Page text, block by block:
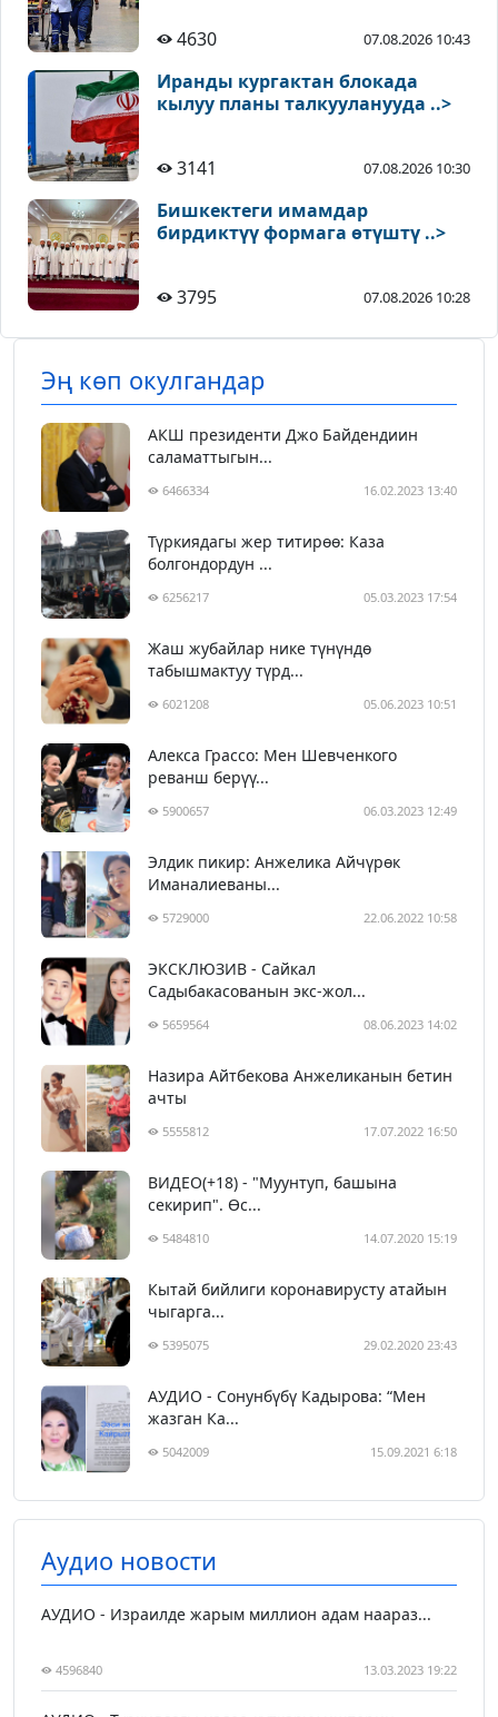
4630 07.08.2026 10:43
Иранды кургактан блокада
кылуу планы талкууланууда ..>
3141 07.08.2026 10:30
Бишкектеги имамдар
бирдиктүү формага өтүштү ..>
3795 07.08.2026 10:28
Эң көп окулгандар
АКШ президенти Джо Байдендиин
саламаттыгын...
6466334 16.02.2023 13:40
Түркиядагы жер титирөө: Каза
болгондордун ...
6256217 05.03.2023 17:54
Жаш жубайлар нике түнүндө
табышмактуу түрд...
6021208 05.06.2023 10:51
Алекса Грассо: Мен Шевченкого
реванш берүү...
5900657 06.03.2023 12:49
Элдик пикир: Анжелика Айчүрөк
Иманалиеваны...
5729000 22.06.2022 10:58
ЭКСКЛЮЗИВ - Сайкал
Садыбакасованын экс-жол...
5659564 08.06.2023 14:02
Назира Айтбекова Анжеликанын бетин
ачты
5555812 17.07.2022 16:50
ВИДЕО(+18) - "Муунтуп, башына
секирип". Өс...
5484810 14.07.2020 15:19
Кытай бийлиги коронавирусту атайын
чыгарга...
5395075 29.02.2020 23:43
АУДИО - Сонунбүбү Кадырова: “Мен
жазган Ка...
5042009 15.09.2021 6:18
Аудио новости
АУДИО - Израилде жарым миллион адам наараз...
4596840 13.03.2023 19:22